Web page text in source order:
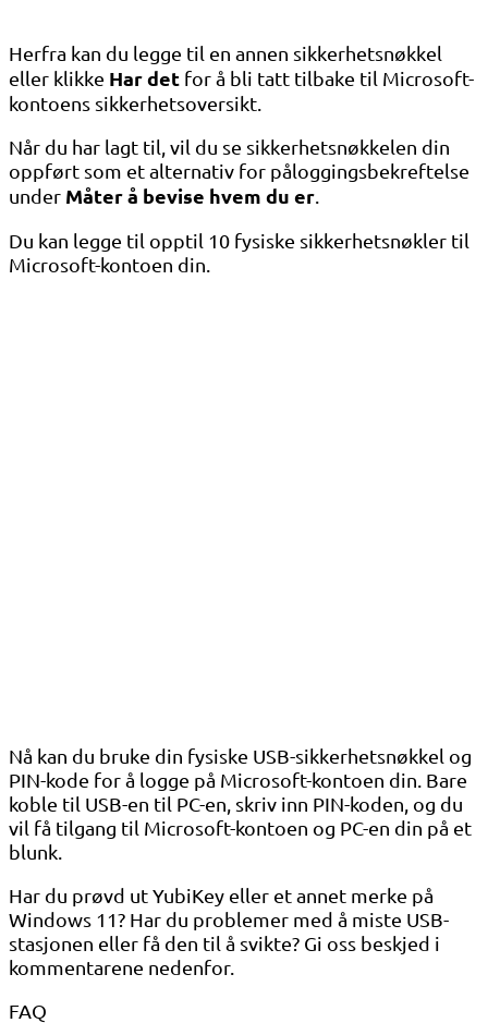
Herfra kan du legge til en annen sikkerhetsnøkkel
eller klikke Har det for å bli tatt tilbake til Microsoft-
kontoens sikkerhetsoversikt.
Når du har lagt til, vil du se sikkerhetsnøkkelen din
oppført som et alternativ for påloggingsbekreftelse
under Måter å bevise hvem du er
Du kan legge til opptil 10 fysiske sikkerhetsnøkler til
Microsoft-kontoen din.
Nå kan du bruke din fysiske USB-sikkerhetsnøkkel og
PIN-kode for å logge på Microsoft-kontoen din. Bare
koble til USB-en til PC-en, skriv inn PIN-koden, og du
vil få tilgang til Microsoft-kontoen og PC-en din på et
blunk.
Har du prøvd ut YubiKey eller et annet merke på
Windows 11? Har du problemer med å miste USB-
stasjonen eller få den til å svikte? Gi oss beskjed i
kommentarene nedenfor.
FAQ